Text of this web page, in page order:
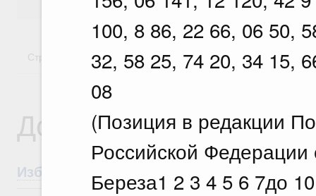
100, 8 86, 22 66, 06 50,
32, 58 25, 74 20, 34 15,
08
(Позиция в редакции
Российской
Береза1 2 3 4 5 6 7до
Государство
Стратегии Государственные программы
Документы
Избранные документы со справками к